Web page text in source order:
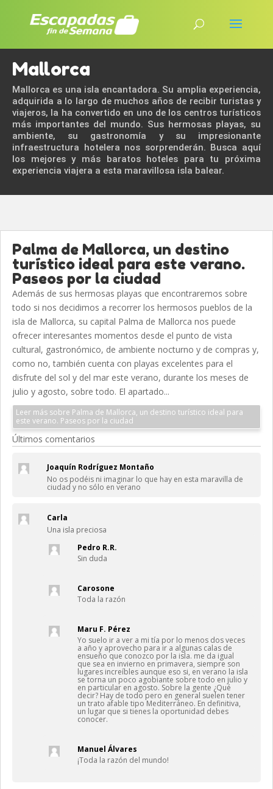
Mallorca
Mallorca es una isla encantadora. Su amplia experiencia,
adquirida a lo largo de muchos años de recibir turistas y
viajeros, la ha convertido en uno de los centros turísticos
más importantes del mundo. Sus hermosas playas, su
ambiente, su gastronomía y su impresionante
infraestructura hotelera nos sorprenderán. Busca aquí
los mejores y más baratos hoteles para tu próxima
experiencia viajera a esta maravillosa isla balear.
Palma de Mallorca, un destino
turístico ideal para este verano.
Paseos por la ciudad
Además de sus hermosas playas que encontraremos sobre
todo si nos decidimos a recorrer los hermosos pueblos de la
isla de Mallorca, su capital Palma de Mallorca nos puede
ofrecer interesantes momentos desde el punto de vista
cultural, gastronómico, de ambiente nocturno y de compras y,
como no, también cuenta con playas excelentes para el
disfrute del sol y del mar este verano, durante los meses de
julio y agosto, sobre todo. El apartado...
Leer más sobre Palma de Mallorca, un destino turístico ideal para
este verano. Paseos por la ciudad
Últimos comentarios
Joaquín Rodríguez Montaño
No os podéis ni imaginar lo que hay en esta maravilla de
ciudad y no sólo en verano
Carla
Una isla preciosa
Pedro R.R.
Sin duda
Carosone
Toda la razón
Maru F. Pérez
Yo suelo ir a ver a mi tía por lo menos dos veces
a año y aprovecho para ir a algunas calas de
ensueño que conozco por la isla. me da igual
que sea en invierno en primavera, siempre son
lugares increíbles aunque eso si, en verano la isla
se torna un poco agobiante sobre todo en julio y
en particular en agosto. Sobre la gente ¿Qué
decir? Hay de todo pero en general suelen tener
un trato afable tipo Mediterráneo. En definitiva,
un lugar que si tienes la oportunidad debes
conocer.
Manuel Álvares
¡Toda la razón del mundo!